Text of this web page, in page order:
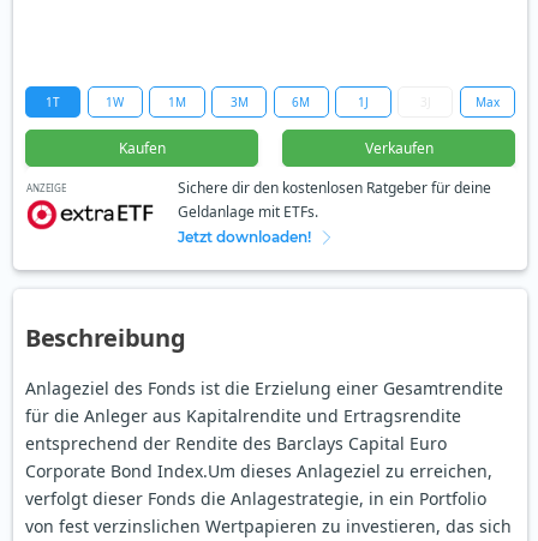
1T 1W 1M 3M 6M 1J Max
Kaufen Verkaufen
ANZEIGE
Sichere dir den kostenlosen Ratgeber für deine
Geldanlage mit ETFs.
Jetzt downloaden!
Beschreibung
Anlageziel des Fonds ist die Erzielung einer Gesamtrendite
für die Anleger aus Kapitalrendite und Ertragsrendite
entsprechend der Rendite des Barclays Capital Euro
Corporate Bond Index.Um dieses Anlageziel zu erreichen,
verfolgt dieser Fonds die Anlagestrategie, in ein Portfolio
von fest verzinslichen Wertpapieren zu investieren, das sich